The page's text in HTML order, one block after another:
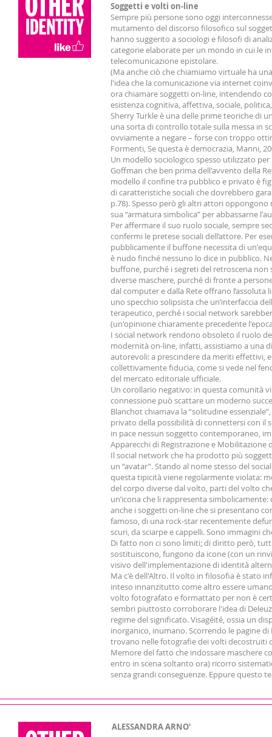
Soggetti e volti on-line
Sempre più persone sono oggi
mutamento del discorso filosofico sul
hanno suggerito a sociologi e filosofi di
categorie elaborate per un mondo in cui le
telecomunicazione epistolare.
(Ma anche ciò che chiamiamo virtuale ha
l'idea che la comunicazione via internet
ora chiamare soggetti on-line, intendendo
esistenza cognitiva, affettiva, sociale,
Sherry Turkle è una delle prime teoriche di
una sorta di controllo totale sulla messa in
ovviamente a negare – forse con troppo
Formenti, Se questa è democrazia, Manni,
Un modello sociologico spesso utilizzato
Goffman che ben prima dell'avvento della
modello il confine tra pubblico e privato è
di caratteristiche sociali che dovrebbero
p.78). Spesso però gli altri attori
sua “armatura simbolica” per abbassarne
Per affermare il suo ruolo sociale, sempre
confermi le pretese sociali dell’attore. Per
pubblicamente il buffone necessita di
è nudo finché nessuno lo dice in pubblico.
buffone, purché i segreti del retroscena
diverse maschere, purché di fronte a
dal computer e dalla Rete offrano
uno specchio solipsista che un’interfaccia
terapeutico, perché i social network
(un'opinione chiaramente precedente
I social network rendono obsoleto il ruolo
modernità on-line, infatti, assistiamo a una
autorevoli: a prescindere da meriti effettivi,
collettivamente fiducia, come si vede nel
del mercato editoriale ufficiale.
Un corollario negativo: in questa comunità
connessione può scattare un moderno
Blanchot chiamava la “solitudine
privato della possibilità di connettersi con il
in pace nessun soggetto contemporaneo,
Apparecchi di Registrazione e
Il social network che ha prodotto più
un “avatar”. Stando al nome stesso del
questa tipicità viene regolarmente violata:
del corpo diverse dal volto, parti del volto
un’icona che li rappresenta
anche i soggetti on-line che si presentano
famoso, di una rock-star recentemente
scuri, da sciarpe e cappelli. Sono immagini
Di fatto non ci sono limiti; di diritto però,
sostituiscono, fungono da icone (con un
visivo dell'implementazione di identità
Ma c'è dell'Altro. Il volto in filosofia è stato
inteso innanzitutto come altro essere
volto fotografato e formattato per non è
sembri piuttosto corroborare l'idea di
regime del significato. Visagéité, ossia un
inorganico, inumano. Scorrendo le pagine
trovano nelle fotografie dei volti decostruiti
Memore del fatto che indossare maschere
entro in scena soltanto ora) ricorro
senza grandi conseguenze. Eppure questo
ALESSANDRA ARNO'